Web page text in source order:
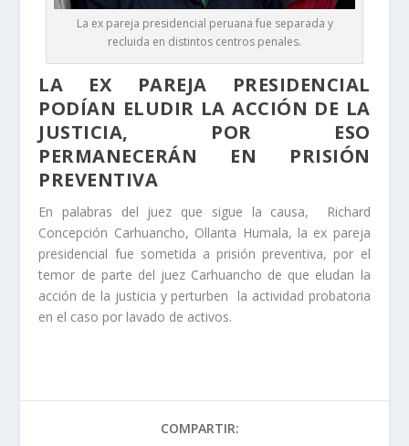
La ex pareja presidencial peruana fue separada y
recluida en distintos centros penales.
LA EX PAREJA PRESIDENCIAL
PODÍAN ELUDIR LA ACCIÓN DE LA
JUSTICIA, POR ESO
PERMANECERÁN EN PRISIÓN
PREVENTIVA
En palabras del juez que sigue la causa, Richard
Concepción Carhuancho, Ollanta Humala, la ex pareja
presidencial fue sometida a prisión preventiva, por el
temor de parte del juez Carhuancho de que eludan la
acción de la justicia y perturben la actividad probatoria
en el caso por lavado de activos.
COMPARTIR: